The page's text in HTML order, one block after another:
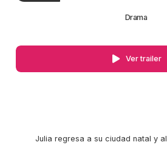
Drama
Ver trailer
Julia regresa a su ciudad natal y